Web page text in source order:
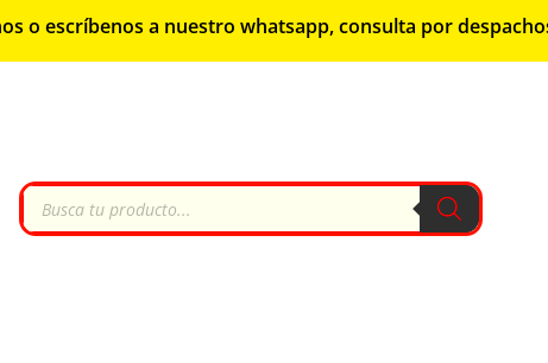
o escríbenos a nuestro whatsapp, consulta por
Búsqueda
productos